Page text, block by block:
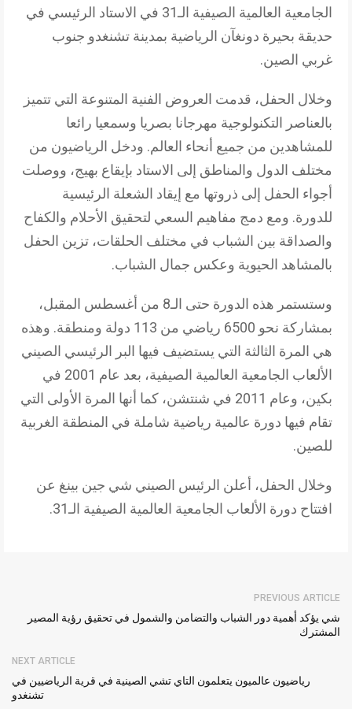
الجامعية العالمية الصيفية الـ31 في الاستاد الرئيسي في
حديقة بحيرة دونغآن الرياضية بمدينة تشنغدو جنوب
غربي الصين.
وخلال الحفل، قدمت العروض الفنية المتنوعة التي تتميز
بالعناصر التكنولوجية مهرجانا بصريا وسمعيا رائعا
للمشاهدين من جميع أنحاء العالم. ودخل الرياضيون من
مختلف الدول والمناطق إلى الاستاد بإيقاع بهيج، ووصلت
أجواء الحفل إلى ذروتها مع إيقاد الشعلة الرئيسية
للدورة. ومع دمج مفاهيم السعي لتحقيق الأحلام والكفاح
والصداقة بين الشباب في مختلف الحلقات، تزين الحفل
بالمشاهد الحيوية وعكس جمال الشباب.
وستستمر هذه الدورة حتى الـ8 من أغسطس المقبل،
بمشاركة نحو 6500 رياضي من 113 دولة ومنطقة. وهذه
هي المرة الثالثة التي يستضيف فيها البر الرئيسي الصيني
الألعاب الجامعية العالمية الصيفية، بعد عام 2001 في
بكين، وعام 2011 في شنتشن، كما أنها المرة الأولى التي
تقام فيها دورة عالمية رياضية شاملة في المنطقة الغربية
للصين.
وخلال الحفل، أعلن الرئيس الصيني شي جين بينغ عن
افتتاح دورة الألعاب الجامعية العالمية الصيفية الـ31.
PREVIOUS ARTICLE
شي يؤكد أهمية دور الشباب والتضامن والشمول في تحقيق رؤية المصير
المشترك
NEXT ARTICLE
رياضيون عالميون يتعلمون التاي تشي الصينية في قرية الرياضيين في
تشنغدو